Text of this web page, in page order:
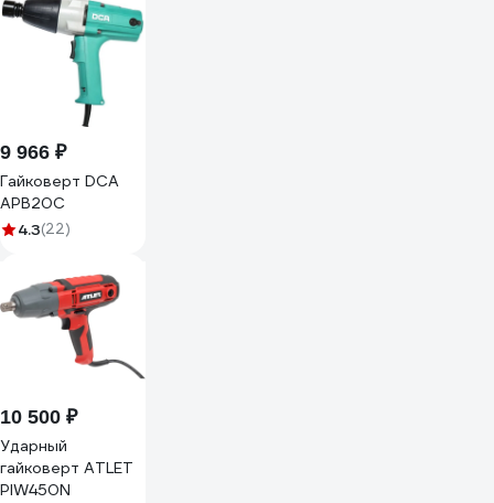
9 966 ₽
Гайковерт DCA
APB20C
4.3(22)
10 500 ₽
Ударный
гайковерт ATLET
PIW450N